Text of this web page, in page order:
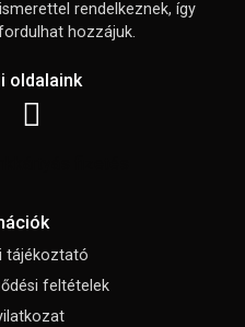
rendelkeznek, így
hozzájuk.
oldalaink
tájékoztató
feltételek